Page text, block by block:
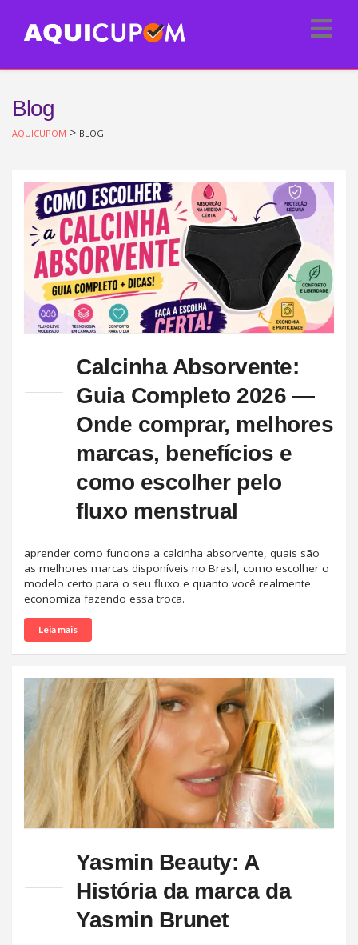
Blog
AQUICUPOM > BLOG
Calcinha Absorvente:
Guia Completo 2026 —
Onde comprar, melhores
marcas, benefícios e
como escolher pelo
fluxo menstrual
aprender como funciona a calcinha absorvente, quais são
as melhores marcas disponíveis no Brasil, como escolher o
modelo certo para o seu fluxo e quanto você realmente
economiza fazendo essa troca.
Leia mais
Yasmin Beauty: A
História da marca da
Yasmin Brunet